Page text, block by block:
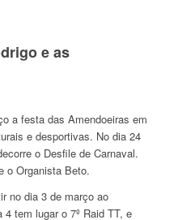
e as
a festa das Amendoeiras em
e desportivas. No dia 24
o Desfile de Carnaval.
o Organista Beto.
no dia 3 de março ao
tem lugar o 7º Raid TT, e